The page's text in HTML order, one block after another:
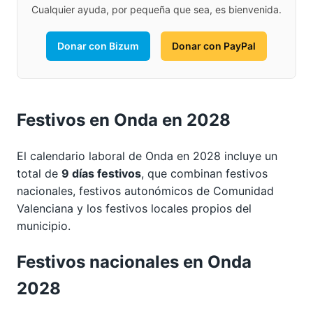
Cualquier ayuda, por pequeña que sea, es bienvenida.
Donar con Bizum Donar con PayPal
Festivos en Onda en 2028
El calendario laboral de Onda en 2028 incluye un
total de 9 días festivos, que combinan festivos
nacionales, festivos autonómicos de Comunidad
Valenciana y los festivos locales propios del
municipio.
Festivos nacionales en Onda
2028